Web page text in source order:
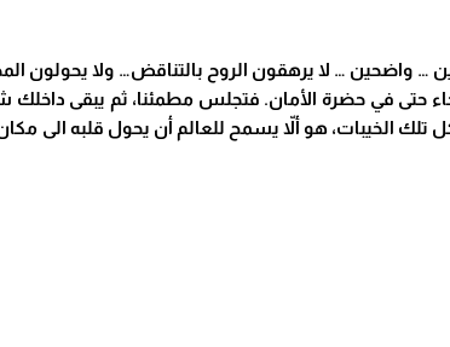
… واضحين … لا يرهقون الروح بالتناقض… ولا يحولون
حتى في حضرة الأمان. فتجلس مطمئنا، ثم يبقى داخلك
تلك الخيبات، هو ألاّ يسمح للعالم أن يحول قلبه الى